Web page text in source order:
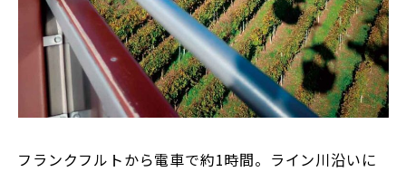
フランクフルトから電車で約1時間。ライン川沿いに